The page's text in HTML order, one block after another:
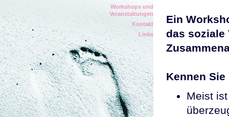
Workshops und
Veranstaltungen
Kontakt
Links
Ein
das soziale
Kennen
Meist